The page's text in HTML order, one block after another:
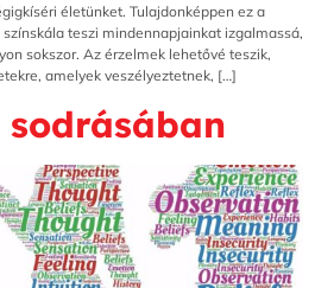
életünket. Tulajdonképpen ez a
teszi mindennapjainkat izgalmassá,
sokszor. Az érzelmek lehetővé teszik,
amelyek veszélyeztetnek, […]